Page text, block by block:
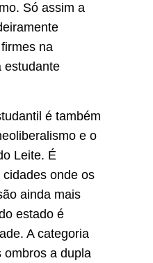
Só assim a
na
estudante
é também
e o
Leite. É
onde os
ainda mais
estado é
A categoria
ombros a dupla